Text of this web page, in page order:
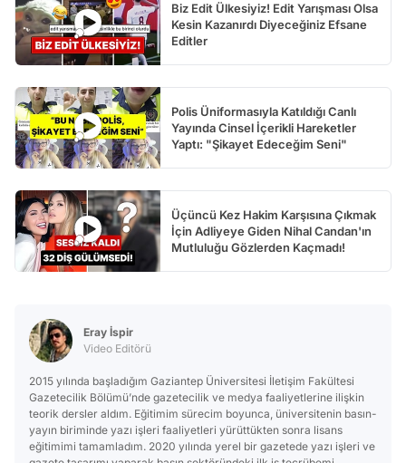
Biz Edit Ülkesiyiz! Edit Yarışması Olsa
Kesin Kazanırdı Diyeceğiniz Efsane
Editler
Polis Üniformasıyla Katıldığı Canlı
Yayında Cinsel İçerikli Hareketler
Yaptı: "Şikayet Edeceğim Seni"
Üçüncü Kez Hakim Karşısına Çıkmak
İçin Adliyeye Giden Nihal Candan'ın
Mutluluğu Gözlerden Kaçmadı!
Eray İspir
Video Editörü
2015 yılında başladığım Gaziantep Üniversitesi İletişim Fakültesi
Gazetecilik Bölümü’nde gazetecilik ve medya faaliyetlerine ilişkin
teorik dersler aldım. Eğitimim sürecim boyunca, üniversitenin basın-
yayın biriminde yazı işleri faaliyetleri yürüttükten sonra lisans
eğitimimi tamamladım. 2020 yılında yerel bir gazetede yazı işleri ve